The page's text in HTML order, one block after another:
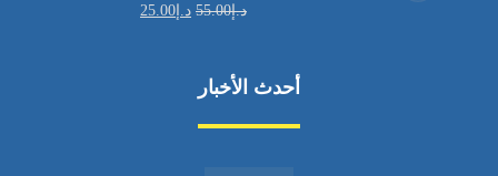
د.إ55.00 د.إ 25.00
أحدث الأخبار